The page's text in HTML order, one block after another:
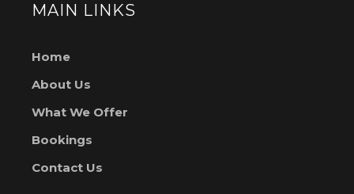
MAIN LINKS
Home
About Us
What We Offer
Bookings
Contact Us